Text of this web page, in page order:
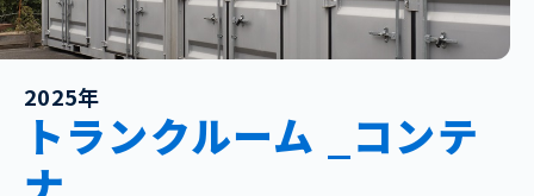
2025年
トランクルーム _コンテ